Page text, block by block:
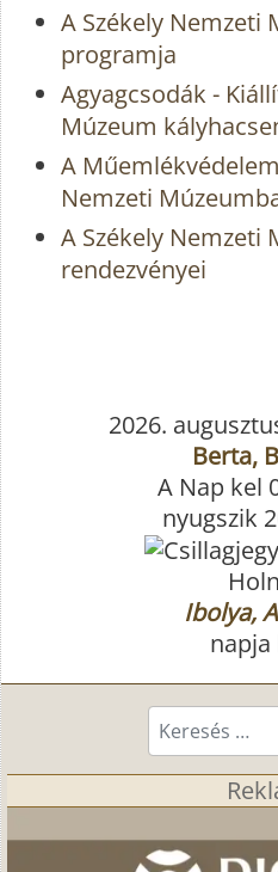
A Székely Nemzeti
programja
Agyagcsodák -
Múzeum
A
Nemzeti
A Székely Nemzeti
rendezvényei
2026.
Berta,
A Nap kel
nyugszik
Ibolya,
napja
Keresés...